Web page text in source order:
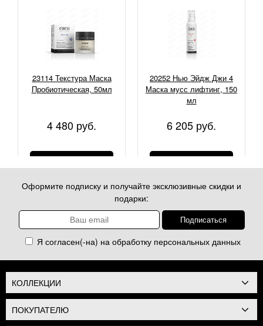
23114 Текстура Маска
Пробиотическая, 50мл
4 480 руб.
20252 Нью Эйдж Джи 4
Маска мусс лифтинг, 150
мл
6 205 руб.
Оформите подписку и получайте эксклюзивные скидки и
подарки:
Я согласен(-на) на обработку персональных данных
КОЛЛЕКЦИИ
ПОКУПАТЕЛЮ